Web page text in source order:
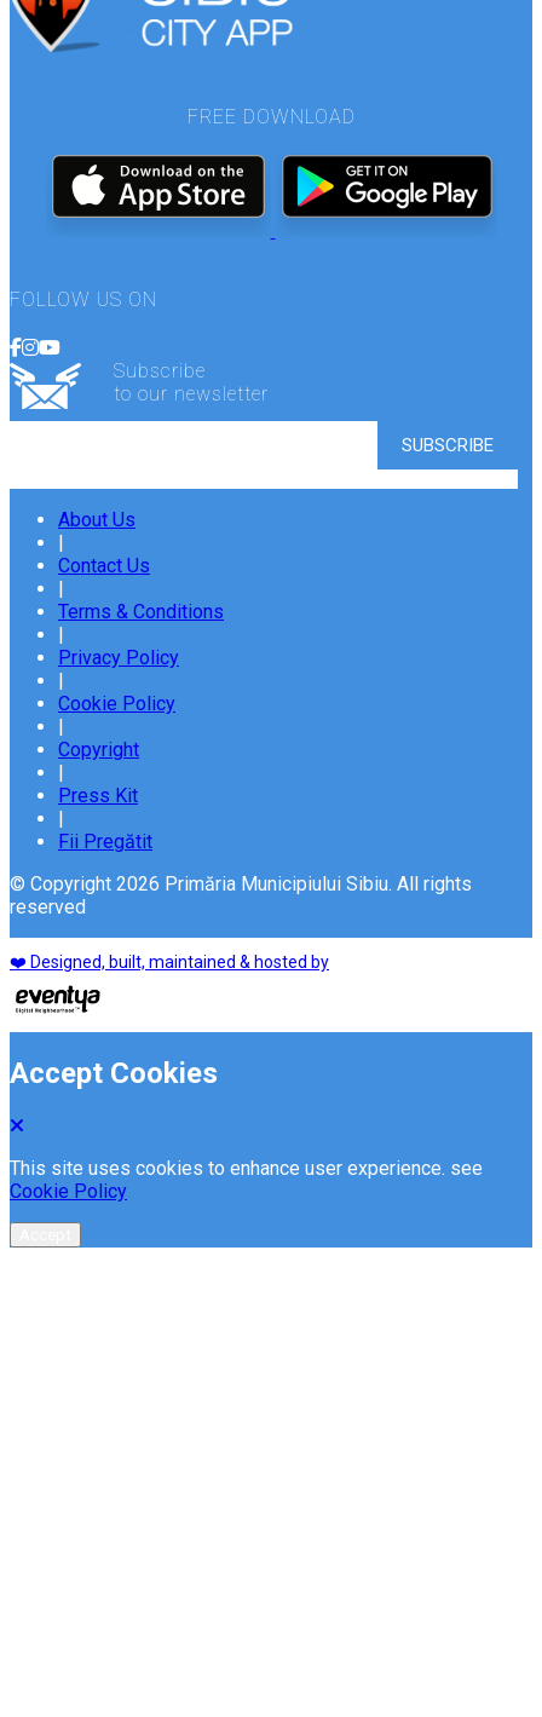
FREE DOWNLOAD
FOLLOW US ON
Subscribe
to our newsletter
About Us
|
Contact Us
|
Terms & Conditions
|
Privacy Policy
|
Cookie Policy
|
Copyright
|
Press Kit
|
Fii Pregătit
© Copyright 2026 Primăria Municipiului Sibiu. All rights
reserved
❤️ Designed, built, maintained & hosted by
Accept Cookies
This site uses cookies to enhance user experience. see
Cookie Policy